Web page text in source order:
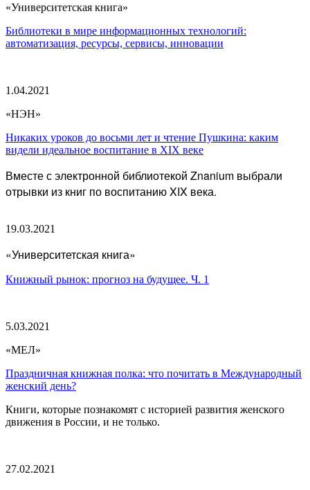
«Университетская книга»
Библиотеки в мире информационных технологий:
автоматизация, ресурсы, сервисы, инновации
1.04.2021
«НЭН»
Никаких уроков до восьми лет и чтение Пушкина: каким
видели идеальное воспитание в XIX веке
Вместе с электронной библиотекой Znanium выбрали
отрывки из книг по воспитанию XIX века.
19.03.2021
«Университетская книга»
Книжный рынок: прогноз на будущее. Ч. 1
5.03.2021
«МЕЛ»
Праздничная книжная полка: что почитать в Международный
женский день?
Книги, которые познакомят с историей развития женского
движения в России, и не только.
27.02.2021